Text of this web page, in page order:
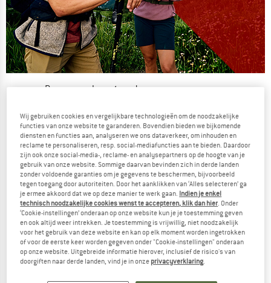
De zomersale gaat verder
NAAR DE SALE
STRAEDE
Kaern Jersey
-57%
STOIC
Women's PerformanceMerino
Wij gebruiken cookies en vergelijkbare technologieën om de noodzakelijke
functies van onze website te garanderen. Bovendien bieden we bijkomende
diensten en functies aan, analyseren we ons dataverkeer, om inhouden en
reclame te personaliseren, resp. social-mediafuncties aan te bieden. Daardoor
zijn ook onze social-media-, reclame- en analysepartners op de hoogte van je
gebruik van onze website. Sommige daarvan bevinden zich in derde landen
zonder voldoende garanties om je gegevens te beschermen, bijvoorbeeld
tegen toegang door autoriteiten. Door het aanklikken van ‘Alles selecteren’ ga
je ermee akkoord dat we op deze manier te werk gaan. Indien je enkel
technisch noodzakelijke cookies wenst te accepteren, klik dan hier . Onder
‘Cookie-instellingen’ onderaan op onze website kun je je toestemming geven
en ook altijd weer intrekken. Je toestemming is vrijwillig, niet noodzakelijk
voor het gebruik van deze website en kan op elk moment worden ingetrokken
of voor de eerste keer worden gegeven onder "Cookie-instellingen" onderaan
op onze website. Uitgebreide informatie hierover, inclusief de risico's van
doorgiften naar derde landen, vind je in onze privacyverklaring